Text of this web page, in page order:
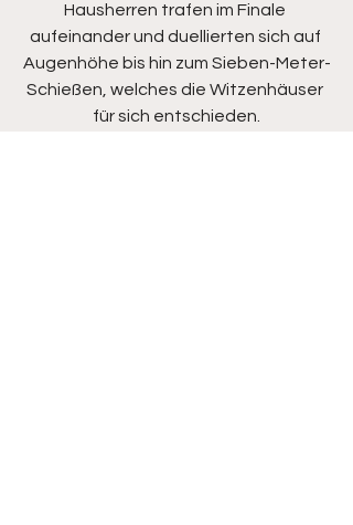
Hausherren trafen im Finale
aufeinander und duellierten sich auf
Augenhöhe bis hin zum Sieben-Meter-
Schießen, welches die Witzenhäuser
für sich entschieden.